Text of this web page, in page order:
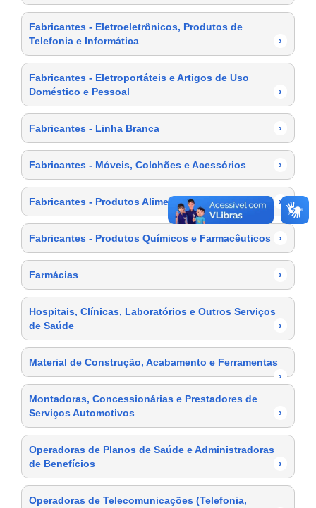
Fabricantes - Eletroeletrônicos, Produtos de
Telefonia e Informática
›
Fabricantes - Eletroportáteis e Artigos de Uso
Doméstico e Pessoal
›
Fabricantes - Linha Branca ›
Fabricantes - Móveis, Colchões e Acessórios ›
Fabricantes - Produtos Alimentícios ›
Fabricantes - Produtos Químicos e Farmacêuticos ›
Farmácias ›
Hospitais, Clínicas, Laboratórios e Outros Serviços
de Saúde
›
Material de Construção, Acabamento e Ferramentas
›
Montadoras, Concessionárias e Prestadores de
Serviços Automotivos
›
Operadoras de Planos de Saúde e Administradoras
de Benefícios
›
Operadoras de Telecomunicações (Telefonia,